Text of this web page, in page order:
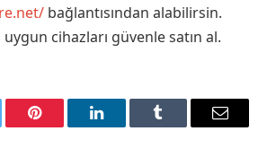
bağlantısından alabilirsin.
uygun cihazları güvenle satın al.
Pinterest LinkedInTumblr Email